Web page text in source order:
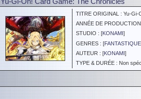
TITRE ORIGINAL : Yu-Gi-
ANNÉE DE
STUDIO : [KONAMI]
GENRES : [
AUTEUR : [KONAMI]
TYPE & DURÉE : Non